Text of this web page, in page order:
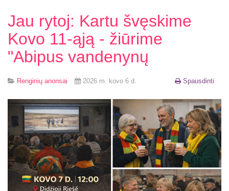
Jau rytoj: Kartu švęskime
Kovo 11-ąją - žiūrime
"Abipus vandenynų
Spausdinti
Renginių anonsai 2026 m. kovo 6 d.